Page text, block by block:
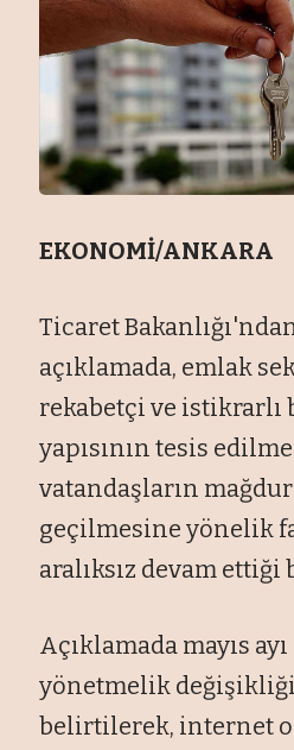
EKONOMİ/ANKARA
Ticaret
açıklamada, emlak
rekabetçi ve istikrarlı
yapısının tesis
vatandaşların
geçilmesine yönelik
aralıksız devam
Açıklamada mayıs
yönetmelik değişikliği
belirtilerek, internet